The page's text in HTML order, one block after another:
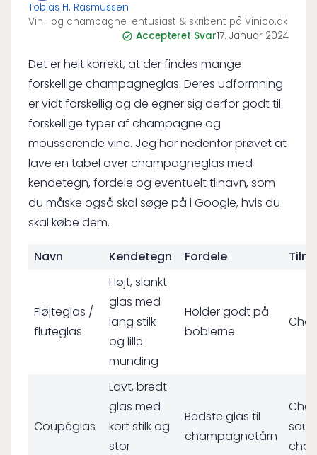
Tobias H. Rasmussen
Vin- og champagne-entusiast & skribent på Vinico.dk
Accepteret Svar17. Januar 2024
Det er helt korrekt, at der findes mange
forskellige champagneglas. Deres udformning
er vidt forskellig og de egner sig derfor godt til
forskellige typer af champagne og
mousserende vine. Jeg har nedenfor prøvet at
lave en tabel over champagneglas med
kendetegn, fordele og eventuelt tilnavn, som
du måske også skal søge på i Google, hvis du
skal købe dem.
Navn Kendetegn Fordele
Fløjteglas /
fluteglas
Højt, slankt
glas med
lang stilk
og lille
munding
Holder godt på
boblerne
Coupéglas
Lavt, bredt
glas med
kort stilk og
stor
Bedste glas til
champagnetårn